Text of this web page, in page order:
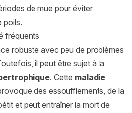
de mue pour éviter
poils.
fréquents
robuste avec peu de problèmes
il peut être sujet à la
. Cette maladie
des essoufflements, de la
et peut entraîner la mort de